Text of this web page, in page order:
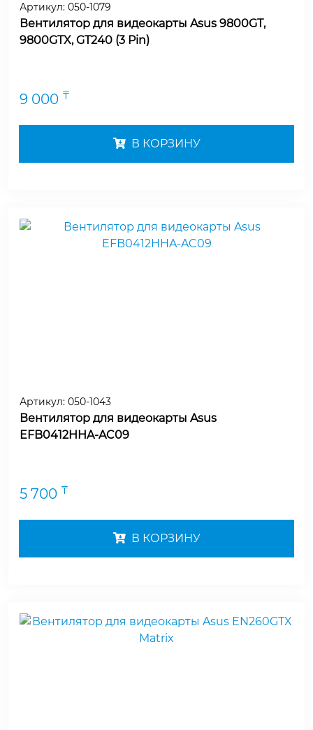
Артикул: 050-1079
Вентилятор для видеокарты Asus 9800GT,
9800GTX, GT240 (3 Pin)
9 000 ₸
В КОРЗИНУ
Артикул: 050-1043
Вентилятор для видеокарты Asus
EFB0412HHA-AC09
5 700 ₸
В КОРЗИНУ